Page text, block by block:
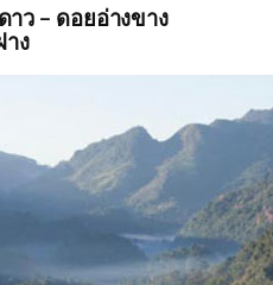
าว – ดอยอ่างขาง
ง